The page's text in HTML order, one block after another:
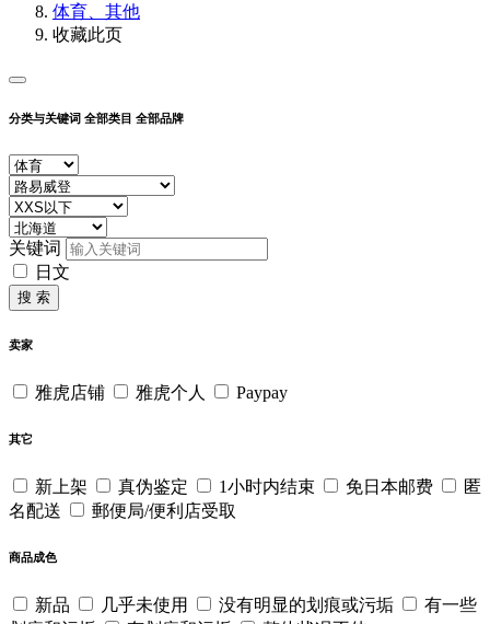
体育、其他
收藏此页
分类与关键词 全部类目 全部品牌
关键词
日文
搜 索
卖家
雅虎店铺 雅虎个人 Paypay
其它
新上架 真伪鉴定 1小时内结束 免日本邮费
匿
名配送
郵便局/便利店受取
商品成色
新品 几乎未使用 没有明显的划痕或污垢
有一些